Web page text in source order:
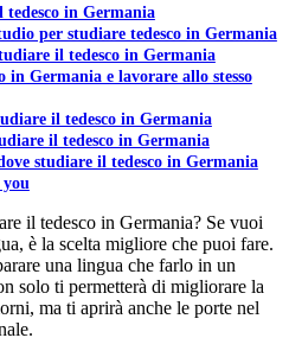
in Germania
per studiare tedesco in Germania
il tedesco in Germania
in Germania e lavorare allo stesso
il tedesco in Germania
il tedesco in Germania
studiare il tedesco in Germania
il tedesco in Germania? Se vuoi
è la scelta migliore che puoi fare.
una lingua che farlo in un
solo ti permetterà di migliorare la
ma ti aprirà anche le porte nel